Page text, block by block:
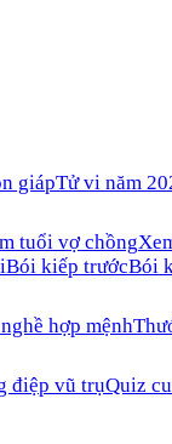
giápTử vi năm
tuổi vợ chồng
Bói kiếp trướcBói
hợp mệnh
điệp vũ trụQuiz